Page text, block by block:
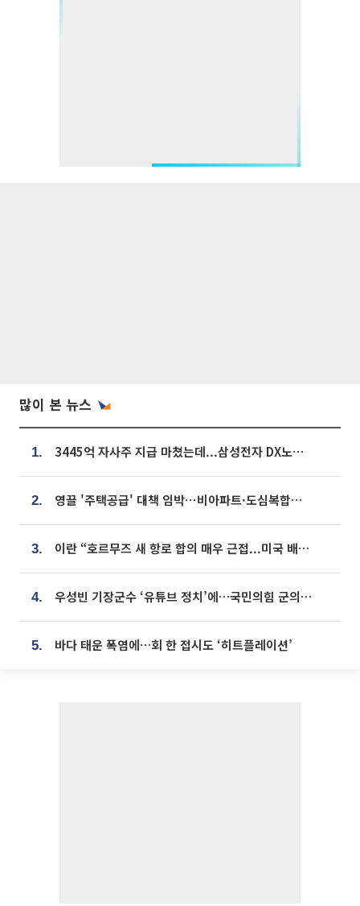
많이 본 뉴스
1. 3445억 자사주 지급 마쳤는데...삼성전자 DX노조, 뒤늦은 '떼쓰기 집회'
2. 영끌 '주택공급' 대책 임박⋯비아파트·도심복합까지 총동원
3. 이란 “호르무즈 새 항로 합의 매우 근접...미국 배상 먼저”
4. 우성빈 기장군수 ‘유튜브 정치’에…국민의힘 군의원들 집단 반발
5. 바다 태운 폭염에…회 한 접시도 ‘히트플레이션’